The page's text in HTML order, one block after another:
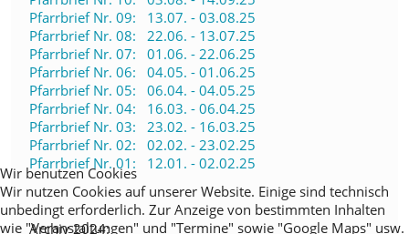
Pfarrbrief Nr. 09: 13.07. - 03.08.25
Pfarrbrief Nr. 08: 22.06. - 13.07.25
Pfarrbrief Nr. 07: 01.06. - 22.06.25
Pfarrbrief Nr. 06: 04.05. - 01.06.25
Pfarrbrief Nr. 05: 06.04. - 04.05.25
Pfarrbrief Nr. 04: 16.03. - 06.04.25
Pfarrbrief Nr. 03: 23.02. - 16.03.25
Pfarrbrief Nr. 02: 02.02. - 23.02.25
Pfarrbrief Nr. 01: 12.01. - 02.02.25
Archiv 2024:
Wir benutzen Cookies
Wir nutzen Cookies auf unserer Website. Einige sind technisch
unbedingt erforderlich. Zur Anzeige von bestimmten Inhalten
wie "Veranstaltungen" und "Termine" sowie "Google Maps" usw.